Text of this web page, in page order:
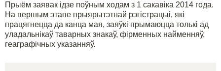
Прыём заявак ідзе поўным ходам з 1 сакавіка 2014 года.
На першым этапе прыярытэтнай рэгістрацыі, які
працягнецца да канца мая, заяўкі прымаюцца толькі ад
уладальнікаў таварных знакаў, фірменных найменняў,
геаграфічных указанняў.